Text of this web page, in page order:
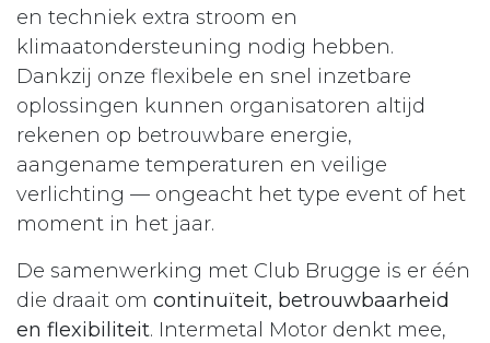
en techniek extra stroom en
klimaatondersteuning nodig hebben.
Dankzij onze flexibele en snel inzetbare
oplossingen kunnen organisatoren altijd
rekenen op betrouwbare energie,
aangename temperaturen en veilige
verlichting — ongeacht het type event of het
moment in het jaar.
De samenwerking met Club Brugge is er één
die draait om continuïteit, betrouwbaarheid
en flexibiliteit. Intermetal Motor denkt mee,